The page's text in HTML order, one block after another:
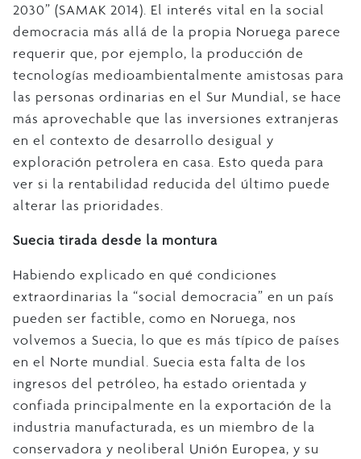
2030” (SAMAK 2014). El interés vital en la social
democracia más allá de la propia Noruega parece
requerir que, por ejemplo, la producción de
tecnologías medioambientalmente amistosas para
las personas ordinarias en el Sur Mundial, se hace
más aprovechable que las inversiones extranjeras
en el contexto de desarrollo desigual y
exploración petrolera en casa. Esto queda para
ver si la rentabilidad reducida del último puede
alterar las prioridades.
Suecia tirada desde la montura
Habiendo explicado en qué condiciones
extraordinarias la “social democracia” en un país
pueden ser factible, como en Noruega, nos
volvemos a Suecia, lo que es más típico de países
en el Norte mundial. Suecia esta falta de los
ingresos del petróleo, ha estado orientada y
confiada principalmente en la exportación de la
industria manufacturada, es un miembro de la
conservadora y neoliberal Unión Europea, y su